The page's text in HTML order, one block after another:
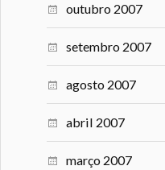
outubro 2007
setembro 2007
agosto 2007
abril 2007
março 2007